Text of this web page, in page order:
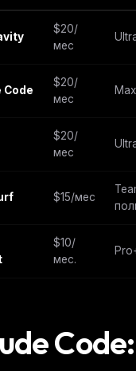
$20/
мес
Code
$20/
мес
$20/
мес
$15/мес
$10/
мес.